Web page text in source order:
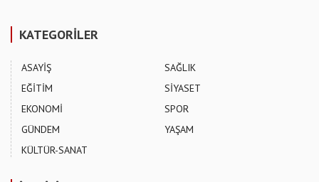
KATEGORİLER
ASAYİŞ
EĞİTİM
EKONOMİ
GÜNDEM
KÜLTÜR-SANAT
SAĞLIK
SİYASET
SPOR
YAŞAM